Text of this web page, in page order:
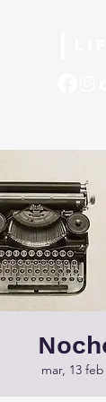
mar, 13 feb